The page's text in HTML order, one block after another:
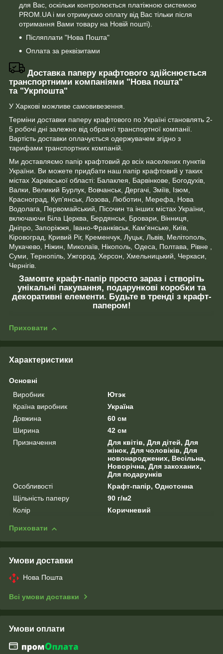
для Вас, оскільки контролюється платіжною системою
PROM.UA і ми отримуємо оплату від Вас тільки після
отримання Вами товару на Новій пошті).
Післяплати "Нова Пошта"
Оплата за реквізитами
Доставка паперу крафтового здійснюється
транспортними компаніями "Нова пошта"
та "Укрпошта"
У Харкові можливе самовивезення.
Терміни доставки паперу крафтового по Україні становлять 2-
5 робочі дні залежно від обраної транспортної компанії.
Вартість доставки оплачується одержувачем згідно з
тарифами транспортних компаній.
Ми доставляємо папір крафтовий до всіх населених пунктів
України. Ви можете придбати наш папір крафтовий у таких
містах Харківської області: Балаклея, Барвінкове, Богодухів,
Валки, Великий Бурлук, Вовчанськ, Дергачі, Зміїв, Ізюм,
Красноград, Куп'янськ, Лозова, Люботин, Мерефа, Нова
Водолага, Первомайський, Пісочин та інших містах України,
включаючи Біла Церква, Бердянськ, Бровари, Вінниця,
Дніпро, Запоріжжя, Івано-Франківськ, Кам'янське, Київ,
Кіровоград, Кривий Ріг, Кременчук, Луцьк, Львів, Мелітополь,
Мукачево, Ніжин, Миколаїв, Нікополь, Одеса, Полтава, Рівне ,
Суми, Тернопіль, Ужгород, Херсон, Хмельницький, Черкаси,
Чернігів.
Замовте крафт-папір просто зараз і створіть
унікальні пакування, подарункові коробки та
декоративні елементи. Будьте в тренді з крафт-
папером!
Приховати
Характеристики
Основні
Виробник
Ютэк
Країна виробник
Україна
Довжина
60 см
Ширина
42 см
Призначення
Для квітів, Для дітей, Для
жінок, Для чоловіків, Для
новонароджених, Весільна,
Новорічна, Для закоханих,
Для подарунків
Особливості
Крафт-папір, Однотонна
Щільність паперу
90 г/м2
Колір
Коричневий
Приховати
Умови доставки
Нова Пошта
Всі умови доставки
Умови оплати